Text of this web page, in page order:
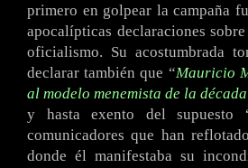
primero en golpear la campaña
apocalípticas declaraciones
oficialismo. Su acostumbrada
declarar también que “Mauricio
al modelo menemista de la
y hasta exento del supuesto
comunicadores que han
donde él manifestaba su